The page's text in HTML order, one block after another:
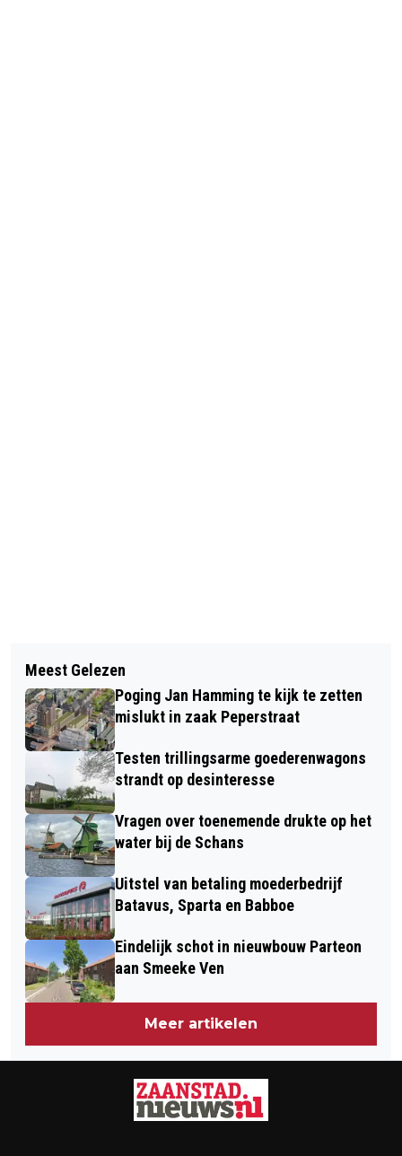
VEILIGHEID OP STOEPEN PAS IN HET
GEDING BIJ ONEFFENHEDEN VANAF
DRIE CENTIMETER
LANDELIJKE STAKING
APOTHEEKPERSONEEL OP
DONDERDAG EN VRIJDAG
Meest Gelezen
Poging Jan Hamming te kijk te zetten
mislukt in zaak Peperstraat
Testen trillingsarme goederenwagons
strandt op desinteresse
Vragen over toenemende drukte op het
water bij de Schans
Uitstel van betaling moederbedrijf
Batavus, Sparta en Babboe
Eindelijk schot in nieuwbouw Parteon
aan Smeeke Ven
Meer artikelen